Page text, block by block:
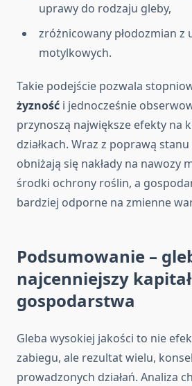
uprawy do rodzaju gleby,
zróżnicowany płodozmian z
motylkowych.
Takie podejście pozwala
żyzność i jednocześnie
przynoszą największe efekty na
działkach. Wraz z poprawą
obniżają się nakłady na nawozy
środki ochrony roślin, a
bardziej odporne na zmienne
Podsumowanie –
najcenniejszy kapitał
gospodarstwa
Gleba wysokiej jakości to nie
zabiegu, ale rezultat wielu,
prowadzonych działań. Analiza